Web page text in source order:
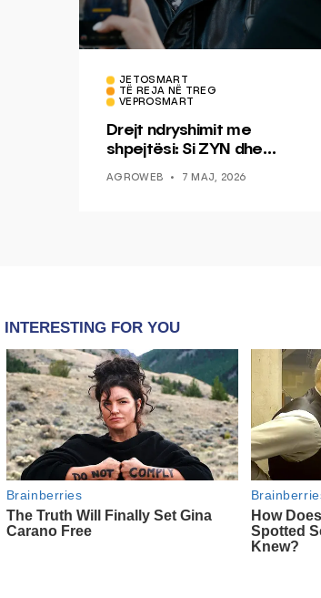
JETOSMART
TË REJA NË TREG
VEPROSMART
Drejt ndryshimit me
shpejtësi: Si ZYN dhe
epokë të re pa tym
AGROWEB 7 MAJ, 2026